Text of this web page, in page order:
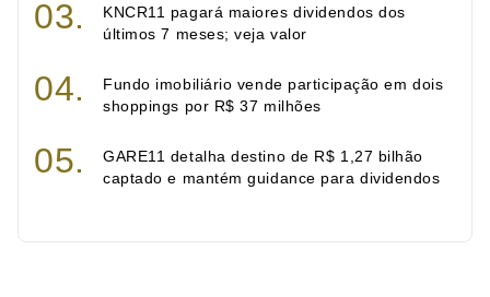
KNCR11 pagará maiores dividendos dos
últimos 7 meses; veja valor
Fundo imobiliário vende participação em dois
shoppings por R$ 37 milhões
GARE11 detalha destino de R$ 1,27 bilhão
captado e mantém guidance para dividendos